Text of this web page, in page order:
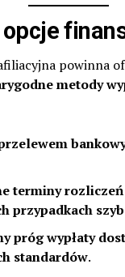
opcje
powinna
metody
terminy rozliczeń
przypadkach
próg wypłaty
standardów.